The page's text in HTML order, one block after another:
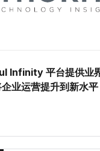
Infinity 平台提供业
业运营提升到新水平